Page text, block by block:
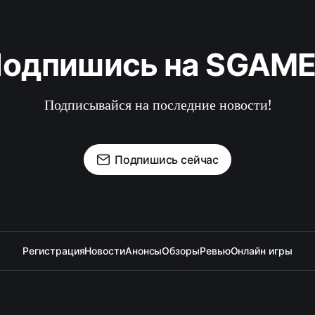
на
Подписывайся на последние новости!
Подпишись сейчас
РегистрацияНовостиАнонсыОбзорыРевьюОнлайн игры